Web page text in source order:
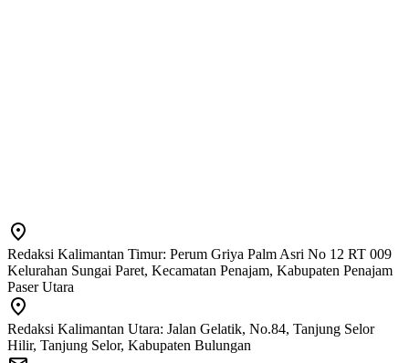
Redaksi Kalimantan Timur: Perum Griya Palm Asri No 12 RT 009
Kelurahan Sungai Paret, Kecamatan Penajam, Kabupaten Penajam
Paser Utara
Redaksi Kalimantan Utara: Jalan Gelatik, No.84, Tanjung Selor
Hilir, Tanjung Selor, Kabupaten Bulungan